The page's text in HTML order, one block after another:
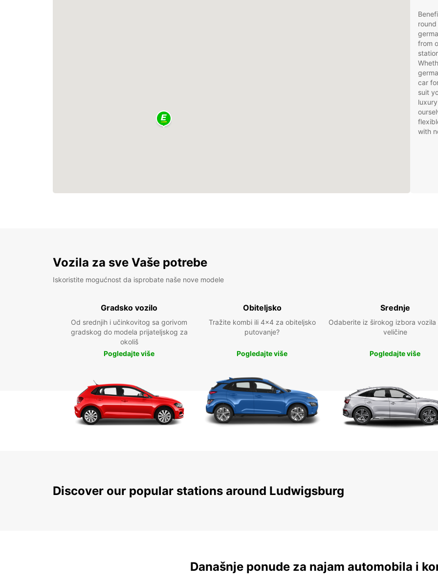
from
car
suit
with
Vozila za sve Vaše potrebe
Iskoristite mogućnost da isprobate naše nove modele
Gradsko vozilo
Od srednjih i učinkovitog sa gorivom
gradskog do modela prijateljskog za
okoliš
Pogledajte više
Obiteljsko
Tražite kombi ili 4x4 za obiteljsko
putovanje?
Pogledajte više
Srednje
Odaberite iz širokog izbora vozila
veličine
Pogledajte više
Discover our popular stations around Ludwigsburg
Današnje ponude za najam automobila i